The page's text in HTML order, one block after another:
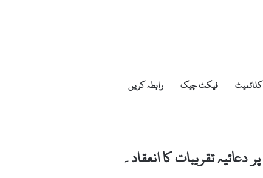
کلائمیٹ فیکٹ چیک رابطہ کریں
تقریبات کا انعقاد۔